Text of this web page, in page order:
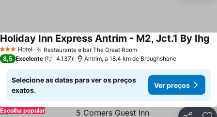
3 EstrelasHotel Restaurante e bar The Great RoomVer preços
Holiday Inn Express Antrim - M2, Jct.1 By Ihg
8,5 Excelente 4.137 Antrim, a 18.4 km de Broughshane
Selecione as datas para ver os preços
exatos.
Ver preços
Escolha popular